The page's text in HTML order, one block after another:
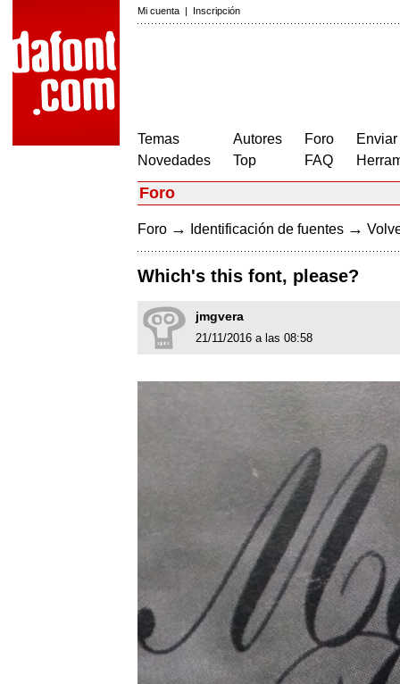
Mi cuenta | Inscripción
Temas
Novedades
Autores
Top
Foro
FAQ
Foro
Foro → Identificación de fuentes →
Which's this font, please?
jmgvera
21/11/2016 a las 08:58